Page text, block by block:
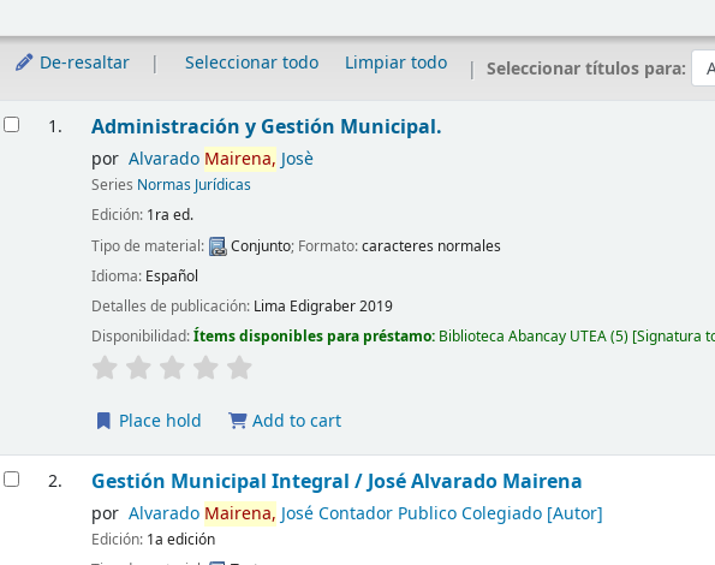
De-resaltar Seleccionar todo Limpiar todo Seleccionar títulos para:
Resultados
1. Administración y Gestión Municipal.
por Alvarado Mairena, Josè
Series Normas Jurídicas
Edición: 1ra ed.
Tipo de material:
Conjunto; Formato:caracteres normales
Idioma: Español
Detalles de publicación: Lima Edigraber2019
Disponibilidad:Ítems disponibles para préstamo: Biblioteca Abancay UTEA(5) Signatura
Place hold Add to cart
2. Gestión Municipal Integral /José Alvarado Mairena
por Alvarado Mairena, José Contador Publico Colegiado[Autor]
Edición: 1a edición